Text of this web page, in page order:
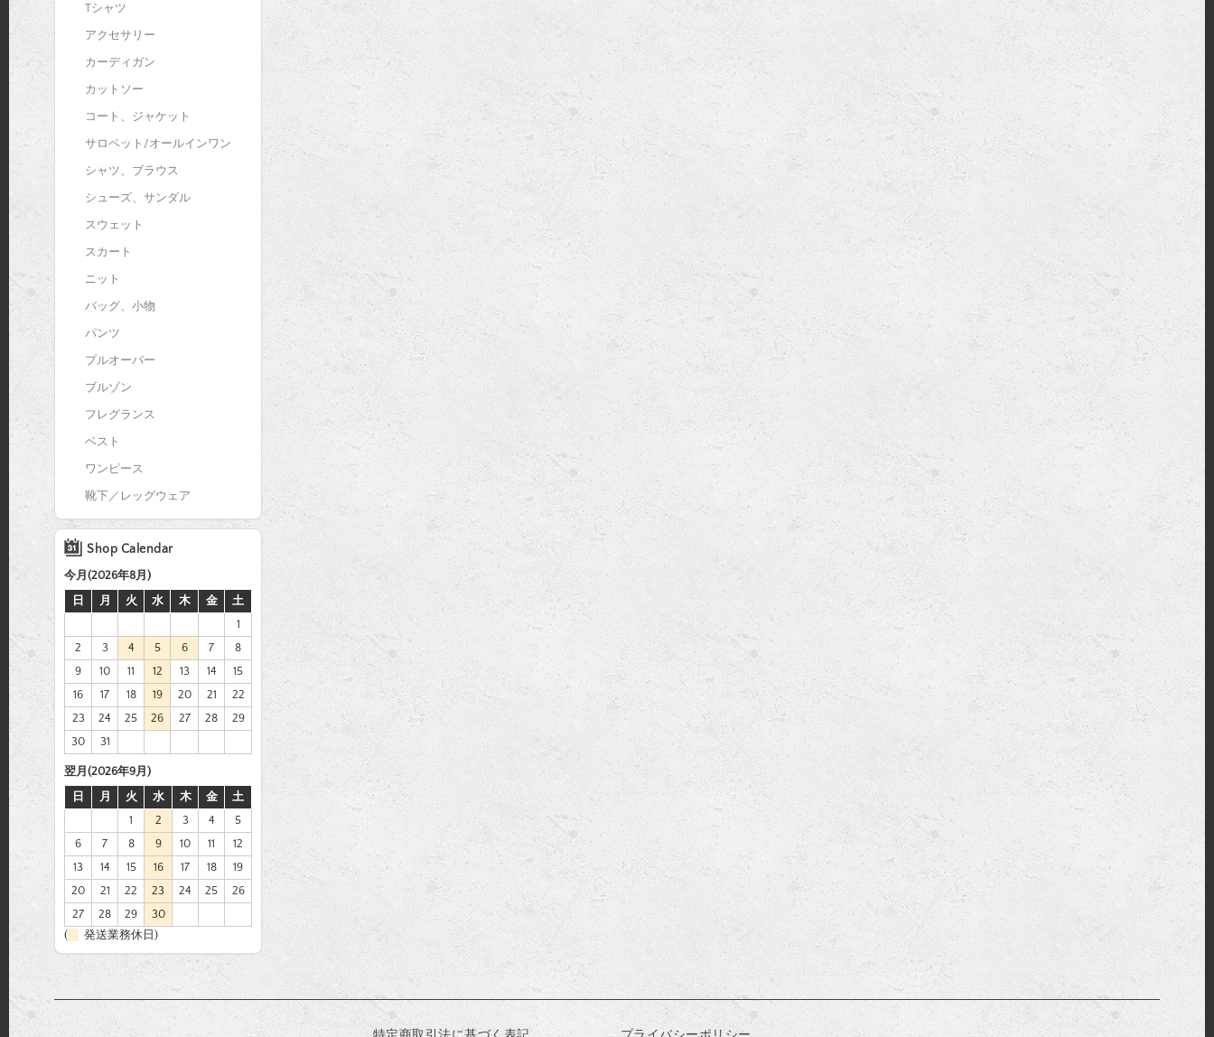
Tシャツ
アクセサリー
カーディガン
カットソー
コート、ジャケット
サロペット/オールインワン
シャツ、ブラウス
シューズ、サンダル
スウェット
スカート
ニット
バッグ、小物
パンツ
プルオーバー
ブルゾン
フレグランス
ベスト
ワンピース
靴下／レッグウェア
Shop Calendar
今月(2026年8月)
日
月 火 水 木 金
土
1
2
3 4 5 6 7
8
9
10 11 12 13 14
15
16
17 18 19 20 21
22
23
24 25 26 27 28
29
30
31
翌月(2026年9月)
日
月 火 水 木 金
土
1
2 3 4
5
6
7 8 9 10 11
12
13
14 15 16 17 18
19
20
21 22 23 24 25
26
27
28 29
30
(
発送業務休日)